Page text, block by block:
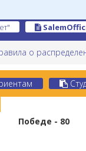
о
Победе - 80